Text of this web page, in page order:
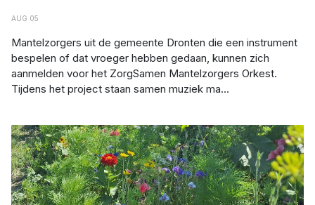
AUG 05
Mantelzorgers uit de gemeente Dronten die een instrument
bespelen of dat vroeger hebben gedaan, kunnen zich
aanmelden voor het ZorgSamen Mantelzorgers Orkest.
Tijdens het project staan samen muziek ma...
Afbeelding: Farmflower